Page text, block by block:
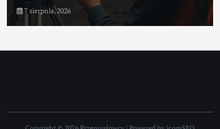
7 sierpnia, 2026